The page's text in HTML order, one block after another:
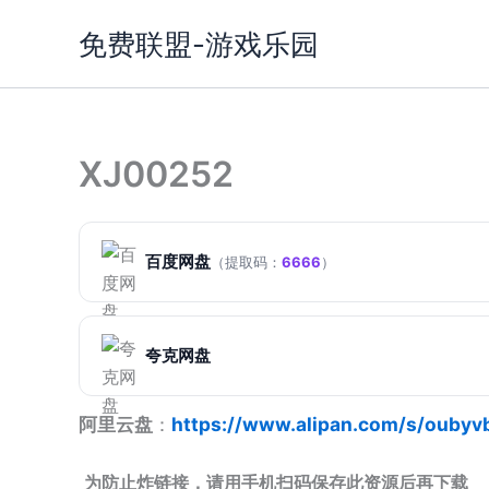
免费联盟-游戏乐园
XJ00252
百度网盘 （提取码： 6666）
夸克网盘
阿里云盘 ： https://www.alipan.com/s/
为防止炸链接，请用手机扫码保存此资源后再下载